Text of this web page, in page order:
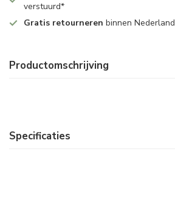
verstuurd*
Gratis retourneren binnen Nederland
Productomschrijving
Specificaties